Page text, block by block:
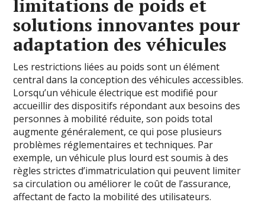
limitations de poids et
solutions innovantes pour
adaptation des véhicules
Les restrictions liées au poids sont un élément
central dans la conception des véhicules accessibles.
Lorsqu’un véhicule électrique est modifié pour
accueillir des dispositifs répondant aux besoins des
personnes à mobilité réduite, son poids total
augmente généralement, ce qui pose plusieurs
problèmes réglementaires et techniques. Par
exemple, un véhicule plus lourd est soumis à des
règles strictes d’immatriculation qui peuvent limiter
sa circulation ou améliorer le coût de l’assurance,
affectant de facto la mobilité des utilisateurs.